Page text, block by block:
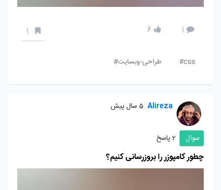
1
6
1
css# طراحی-وبسایت#
Alireza 5 سال پیش
سوال 2 پاسخ
چطور کامپوزر را بروزرسانی کنیم؟